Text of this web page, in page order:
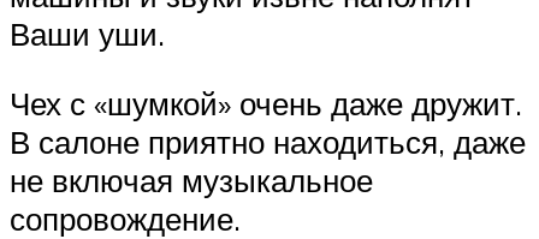
Ваши уши.
Чех с «шумкой» очень даже дружит.
В салоне приятно находиться, даже
не включая музыкальное
сопровождение.